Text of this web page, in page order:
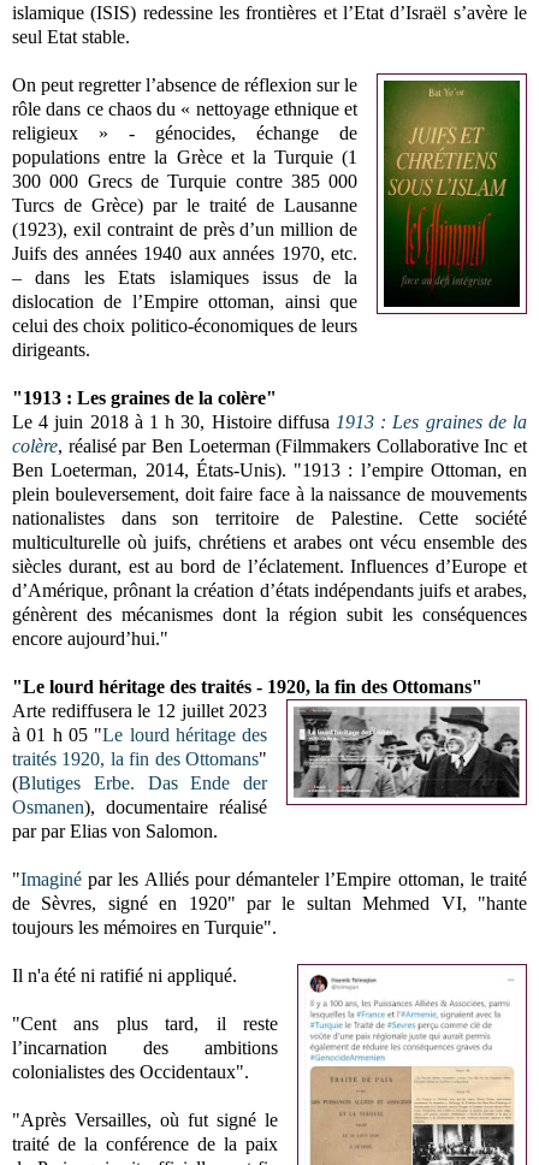
islamique (ISIS) redessine les frontières et l’Etat d’Israël s’avère le
seul Etat stable.
On peut regretter l’absence de réflexion sur le
rôle dans ce chaos du « nettoyage ethnique et
religieux » - génocides, échange de
populations entre la Grèce et la Turquie (1
300 000 Grecs de Turquie contre 385 000
Turcs de Grèce) par le traité de Lausanne
(1923), exil contraint de près d’un million de
Juifs des années 1940 aux années 1970, etc.
– dans les Etats islamiques issus de la
dislocation de l’Empire ottoman, ainsi que
celui des choix politico-économiques de leurs
dirigeants.
"1913 : Les graines de la colère"
Le 4 juin 2018 à 1 h 30, Histoire diffusa 1913 : Les graines de la
colère, réalisé par Ben Loeterman (Filmmakers Collaborative Inc et
Ben Loeterman, 2014, États-Unis). "1913 : l’empire Ottoman, en
plein bouleversement, doit faire face à la naissance de mouvements
nationalistes dans son territoire de Palestine. Cette société
multiculturelle où juifs, chrétiens et arabes ont vécu ensemble des
siècles durant, est au bord de l’éclatement. Influences d’Europe et
d’Amérique, prônant la création d’états indépendants juifs et arabes,
génèrent des mécanismes dont la région subit les conséquences
encore aujourd’hui."
"Le lourd héritage des traités - 1920, la fin des Ottomans"
Arte rediffusera le 12 juillet 2023
à 01 h 05 "Le lourd héritage des
traités 1920, la fin des Ottomans"
(Blutiges Erbe. Das Ende der
Osmanen), documentaire réalisé
par par Elias von Salomon.
"Imaginé par les Alliés pour démanteler l’Empire ottoman, le traité
de Sèvres, signé en 1920" par le sultan Mehmed VI, "hante
toujours les mémoires en Turquie".
Il n'a été ni ratifié ni appliqué.
"Cent ans plus tard, il reste
l’incarnation des ambitions
colonialistes des Occidentaux".
"Après Versailles, où fut signé le
traité de la conférence de la paix